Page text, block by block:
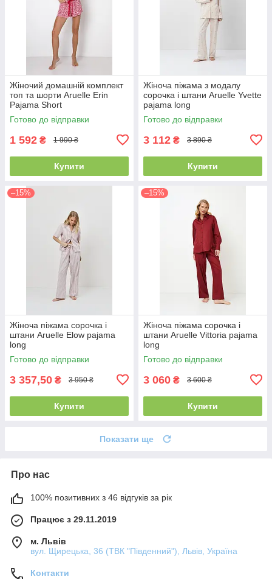
Жіночий домашній комплект
топ та шорти Aruelle Erin
Pajama Short
Готово до відправки
1 592 ₴ 1 990 ₴
Купити
Жіноча піжама з модалу
сорочка і штани Aruelle Yvette
pajama long
Готово до відправки
3 112 ₴ 3 890 ₴
Купити
–15%
Жіноча піжама сорочка і
штани Aruelle Elow pajama
long
Готово до відправки
3 357,50 ₴ 3 950 ₴
Купити
–15%
Жіноча піжама сорочка і
штани Aruelle Vittoria pajama
long
Готово до відправки
3 060 ₴ 3 600 ₴
Купити
Показати ще
Про нас
100% позитивних з 46 відгуків за рік
Працює з 29.11.2019
м. Львів
вул. Щирецька, 36 (ТВК "Південний"), Львів, Україна
Контакти